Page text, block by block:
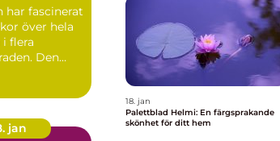
har fascinerat
över hela
flera
Den
jan
18. jan
Palettblad Helmi: En färgsprakande
skönhet för ditt hem